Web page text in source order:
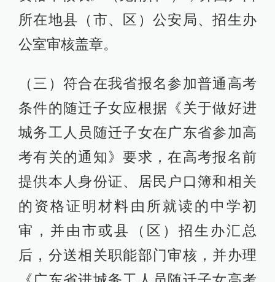
所在地县（市、区）公安局、招生办
公室审核盖章。
（三）符合在我省报名参加普通高考
条件的随迁子女应根据《关于做好进
城务工人员随迁子女在广东省参加高
考有关的通知》要求，在高考报名前
提供本人身份证、居民户口簿和相关
的资格证明材料由所就读的中学初
审，并由市或县（区）招生办汇总
后，分送相关职能部门审核，并办理